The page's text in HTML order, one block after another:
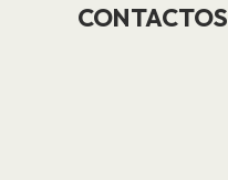
CONTACTOS